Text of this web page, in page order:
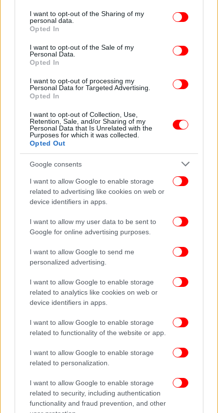
not limited to your visit or usage behaviour. You may click to
grant or deny consent to Google and its third-party tags to
use your data for below specified purposes in below Google
consent section.
I want to opt-out of the Sharing of my
personal data.
Opted In
I want to opt-out of the Sale of my
Personal Data.
Opted In
I want to opt-out of processing my
Personal Data for Targeted Advertising.
Opted In
I want to opt-out of Collection, Use,
Retention, Sale, and/or Sharing of my
Personal Data that Is Unrelated with the
Purposes for which it was collected.
Opted Out
Google consents
I want to allow Google to enable storage
related to advertising like cookies on web or
device identifiers in apps.
I want to allow my user data to be sent to
Google for online advertising purposes.
I want to allow Google to send me
personalized advertising.
I want to allow Google to enable storage
related to analytics like cookies on web or
device identifiers in apps.
I want to allow Google to enable storage
related to functionality of the website or app.
I want to allow Google to enable storage
related to personalization.
I want to allow Google to enable storage
related to security, including authentication
functionality and fraud prevention, and other
Έκθεση Θεσσαλονίκης - Helexpo Α.Ε
Από την πλευρά του ο Αναστάσιος Τζήκας Πρόεδρος
Διοικητικού Συμβουλίου, Διεθνής Έκθεση
Θεσσαλονίκης - Helexpo Α.Ε, υπογράμμισε ότι οι
αλλάξει το μοντέλο της Ελλάδας, ένα μοντέλο στο
οποίο η περιφέρεια υστερεί. Αναφέρθηκε στην
Τεχνόπολη, το πρώτο τεχνολογικό πάρκο που
λειτούργησε στην Ελλάδα (το 2011), δημιουργώντας
μια θερμοκοιτίδα στην οποία έχουν ενταχθεί